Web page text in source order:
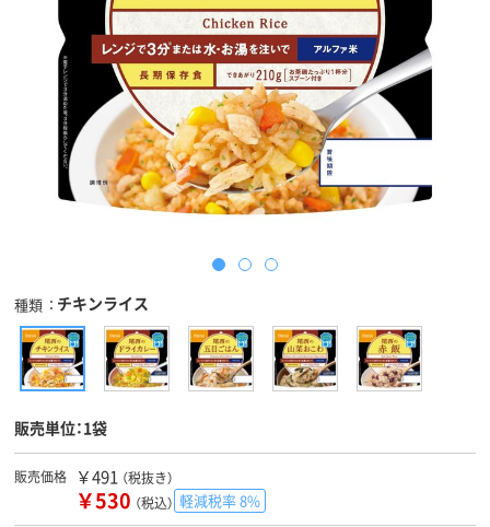
種類 チキンライス
販売単位：1袋
販売価格 ￥491 （税抜き）
￥530 （税込） 軽減税率 8%